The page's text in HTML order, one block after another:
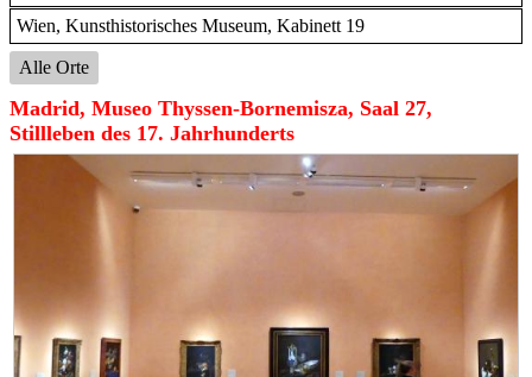
Wien, Kunsthistorisches Museum, Kabinett 19
Alle Orte
Madrid, Museo Thyssen-Bornemisza, Saal 27,
Stillleben des 17. Jahrhunderts